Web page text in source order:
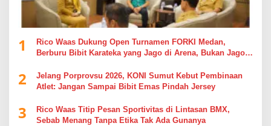
1
Rico Waas Dukung Open Turnamen FORKI Medan,
Berburu Bibit Karateka yang Jago di Arena, Bukan Jago
2
Jelang Porprovsu 2026, KONI Sumut Kebut Pembinaan
Atlet: Jangan Sampai Bibit Emas Pindah Jersey
3
Rico Waas Titip Pesan Sportivitas di Lintasan BMX,
Sebab Menang Tanpa Etika Tak Ada Gunanya